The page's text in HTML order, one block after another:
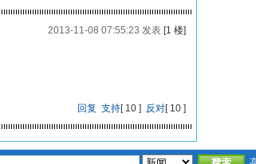
2013-11-08 07:55:23 发表[1 楼]
回复 支持[10 ] 反对[10 ]